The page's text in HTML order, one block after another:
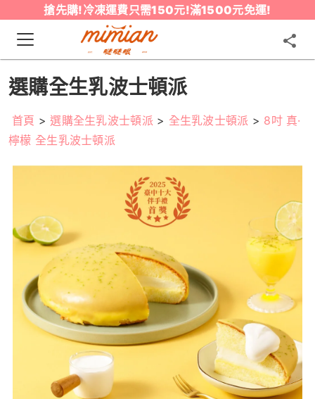
搶先購!冷凍運費只需150元!滿1500元免運!
選購全生乳波士頓派
首頁 >選購全生乳波士頓派 > 全生乳波士頓派 > 8吋 真·
檸檬 全生乳波士頓派